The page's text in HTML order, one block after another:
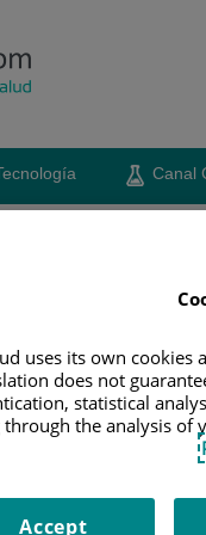
Canal
uses its own cookies
does not
statistical
the analysis of
Accept